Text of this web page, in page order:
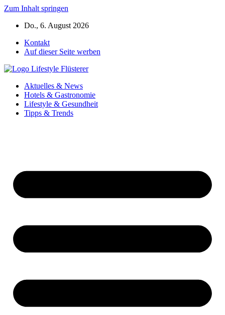
Zum Inhalt springen
Do., 6. August 2026
Kontakt
Auf dieser Seite werben
Aktuelles & News
Hotels & Gastronomie
Lifestyle & Gesundheit
Tipps & Trends